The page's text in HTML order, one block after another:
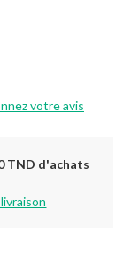
votre avis
TND d'achats